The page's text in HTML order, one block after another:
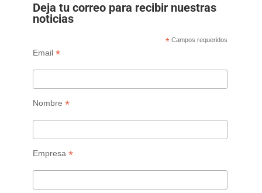
Deja tu correo para recibir nuestras
noticias
* Campos requeridos
Email *
Nombre *
Empresa *